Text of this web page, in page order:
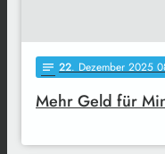
notes 22. Dezember 2025
Mehr Geld für